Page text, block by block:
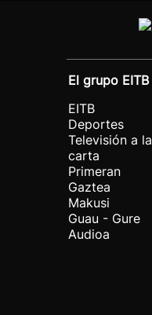
El grupo EITB
EITB
Deportes
Televisión a la
carta
Primeran
Gaztea
Makusi
Guau - Gure
Audioa